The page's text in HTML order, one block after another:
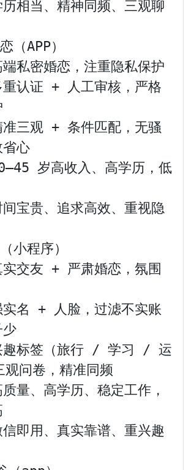
相当、精神同频、三观聊
（APP）
私密婚恋，注重隐私保护
重认证 + 人工审核，严格
准三观 + 条件匹配，无骚
心
岁高收入、高学历，低
宝贵、追求高效、重视隐
小程序）
实交友 + 严肃婚恋，氛围
实名 + 人脸，过滤不实账
少
趣标签（旅行 / 学习 / 运
问卷，精准同频
量、高学历、稳定工作，
即用、真实靠谱、重兴趣